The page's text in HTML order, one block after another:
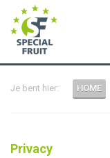
Je bent hier: HOME
Privacy